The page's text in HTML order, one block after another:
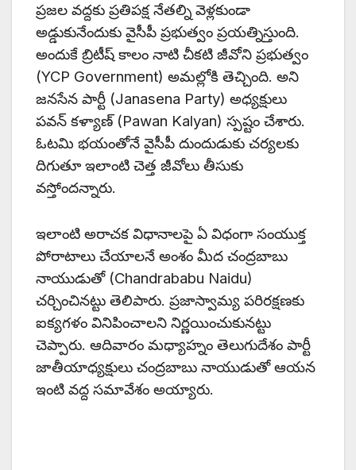
ప్రజల వద్దకు ప్రతిపక్ష నేతల్ని వెళ్లకుండా
అడ్డుకునేందుకు వైసీపీ ప్రభుత్వం ప్రయత్నిస్తుంది.
అందుకే బ్రిటీష్ కాలం నాటి చీకటి జీవోని ప్రభుత్వం
(YCP Government) అమల్లోకి తెచ్చింది. అని
జనసేన పార్టీ (Janasena Party) అధ్యక్షులు
పవన్ కళ్యాణ్ (Pawan Kalyan) స్పష్టం చేశారు.
ఓటమి భయంతోనే వైసీపీ దుందుడుకు చర్యలకు
దిగుతూ ఇలాంటి చెత్త జీవోలు తీసుకు
వస్తోందన్నారు.
ఇలాంటి అరాచక విధానాలపై ఏ విధంగా సంయుక్త
పోరాటాలు చేయాలనే అంశం మీద చంద్రబాబు
నాయుడుతో (Chandrababu Naidu)
చర్చించినట్టు తెలిపారు. ప్రజాస్వామ్య పరిరక్షణకు
ఐక్యగళం వినిపించాలని నిర్ణయించుకునట్టు
చెప్పారు. ఆదివారం మధ్యాహ్నం తెలుగుదేశం పార్టీ
జాతీయాధ్యక్షులు చంద్రబాబు నాయుడుతో ఆయన
ఇంటి వద్ద సమావేశం అయ్యారు.